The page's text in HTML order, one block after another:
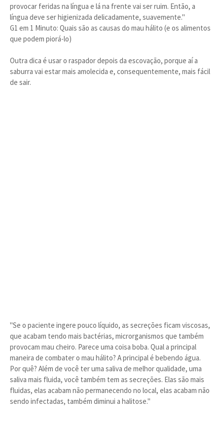
provocar feridas na língua e lá na frente vai ser ruim. Então, a
língua deve ser higienizada delicadamente, suavemente."
G1 em 1 Minuto: Quais são as causas do mau hálito (e os alimentos
que podem piorá-lo)
Outra dica é usar o raspador depois da escovação, porque aí a
saburra vai estar mais amolecida e, consequentemente, mais fácil
de sair.
"Se o paciente ingere pouco líquido, as secreções ficam viscosas,
que acabam tendo mais bactérias, microrganismos que também
provocam mau cheiro. Parece uma coisa boba. Qual a principal
maneira de combater o mau hálito? A principal é bebendo água.
Por quê? Além de você ter uma saliva de melhor qualidade, uma
saliva mais fluida, você também tem as secreções. Elas são mais
fluidas, elas acabam não permanecendo no local, elas acabam não
sendo infectadas, também diminui a halitose."